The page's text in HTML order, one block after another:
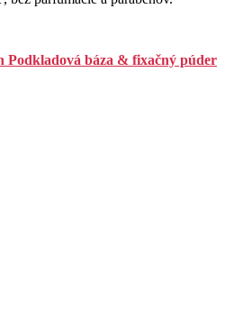
Podkladová báza & fixačný púder